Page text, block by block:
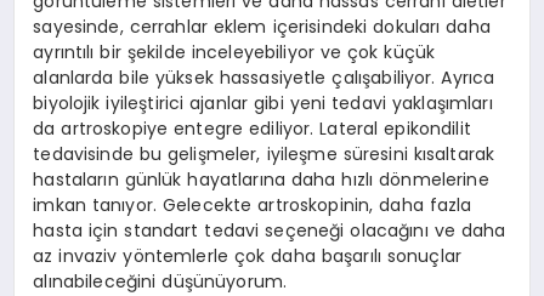
sayesinde, cerrahlar eklem içerisindeki dokuları daha
ayrıntılı bir şekilde inceleyebiliyor ve çok küçük
alanlarda bile yüksek hassasiyetle çalışabiliyor. Ayrıca
biyolojik iyileştirici ajanlar gibi yeni tedavi yaklaşımları
da artroskopiye entegre ediliyor. Lateral epikondilit
tedavisinde bu gelişmeler, iyileşme süresini kısaltarak
hastaların günlük hayatlarına daha hızlı dönmelerine
imkan tanıyor. Gelecekte artroskopinin, daha fazla
hasta için standart tedavi seçeneği olacağını ve daha
az invaziv yöntemlerle çok daha başarılı sonuçlar
alınabileceğini düşünüyorum.